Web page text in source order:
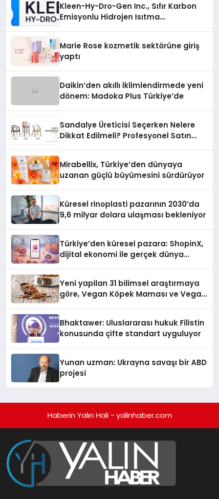
Kleen-Hy-Dro-Gen Inc., Sıfır Karbon
Emisyonlu Hidrojen Isıtma
Marie Rose kozmetik sektörüne giriş
yaptı
Daikin’den akıllı iklimlendirmede yeni
dönem: Madoka Plus Türkiye’de
Sandalye Üreticisi Seçerken Nelere
Dikkat Edilmeli? Profesyonel Satın
Mirabellix, Türkiye’den dünyaya
uzanan güçlü büyümesini sürdürüyor
Küresel rinoplasti pazarının 2030’da
9,6 milyar dolara ulaşması bekleniyor
Türkiye’den küresel pazara: ShopinX,
dijital ekonomi ile gerçek dünya
Yeni yapilan 31 bilimsel araştırmaya
göre, Vegan Köpek Maması ve Vegan
Bhaktawer: Uluslararası hukuk Filistin
konusunda çifte standart uyguluyor
Yunan uzman: Ukrayna savaşı bir ABD
projesi
Haberin Yalın Hali - yalinhaber.com